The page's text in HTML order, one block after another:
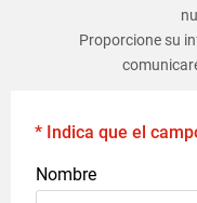
Proporcione su
* Indica que el
Nombre